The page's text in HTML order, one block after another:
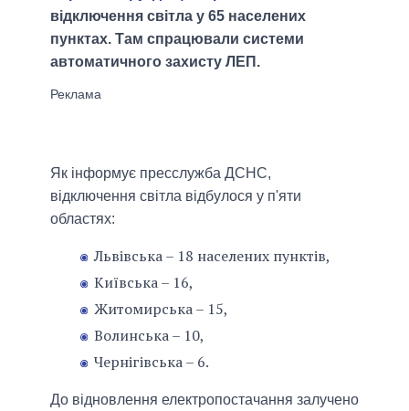
відключення світла у 65 населених
пунктах. Там спрацювали системи
автоматичного захисту ЛЕП.
Як інформує пресслужба ДСНС,
відключення світла відбулося у п'яти
областях:
Львівська – 18 населених пунктів,
Київська – 16,
Житомирська – 15,
Волинська – 10,
Чернігівська – 6.
До відновлення електропостачання залучено